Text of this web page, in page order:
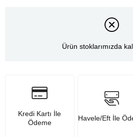
Ürün stoklarımızda
Kredi Kartı İle
Ödeme
Havele/Eft İle